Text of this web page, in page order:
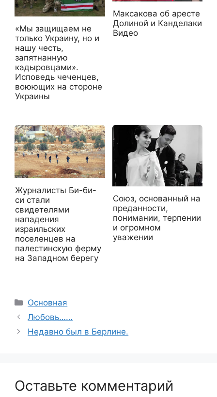
«Мы защищаем не
только Украину, но и
нашу честь,
запятнанную
кадыровцами».
Исповедь чеченцев,
воюющих на стороне
Украины
Максакова об аресте
Долиной и Канделаки
Видео
Журналисты Би-би-
си стали
свидетелями
нападения
израильских
поселенцев на
палестинскую ферму
на Западном берегу
Союз, основанный на
преданности,
понимании, терпении
и огромном
уважении
Рубрики
Основная
Любовь……
Недавно был в Берлине.
Оставьте комментарий